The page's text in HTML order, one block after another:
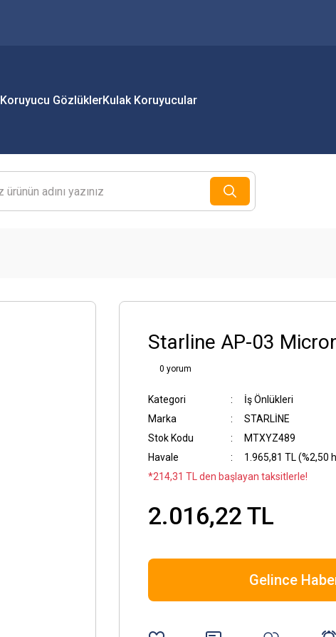
Koruyucu GözlüklerKulak Koruyucular
Starline AP-03
0 yorum
Kategori
İş Önlükleri
Marka
STARLİNE
Stok Kodu
MTXYZ489
Havale
1.965,81 TL (%2,50
*214,31 TL den başlayan taksitlerle!
2.016,22 TL
Gelince